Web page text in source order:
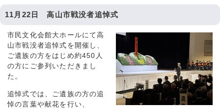
11月22日 高山市戦没者追悼式
市民文化会館大ホールにて高
山市戦没者追悼式を開催し、
ご遺族の方をはじめ約450人
の方にご参列いただきまし
た。
追悼式では、ご遺族の方の追
悼の言葉や献花を行い、